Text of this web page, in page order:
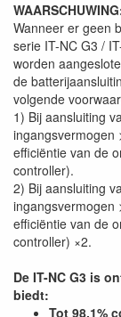
Wanneer er geen
serie IT-NC G3 /
worden
de
volgende
1) Bij aansluiting
ingangsvermogen
efficiëntie van de
controller).
2) Bij aansluiting
ingangsvermogen
efficiëntie van de
controller) ×2.
De IT-NC G3 is
biedt:
Tot 98,1%